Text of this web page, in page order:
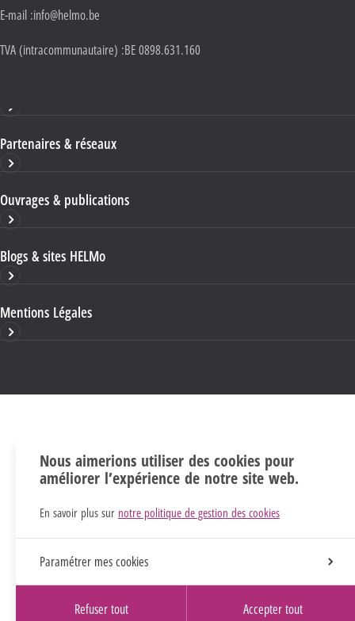
E-mail :info@helmo.be
TVA (intracommunautaire) :BE 0898.631.160
Partenaires & réseaux
Ouvrages & publications
Blogs & sites HELMo
Mentions Légales
Nous aimerions utiliser des cookies pour
améliorer l’expérience de notre site web.
En savoir plus sur notre politique de gestion des cookies
Paramétrer mes cookies
Refuser tout Accepter tout